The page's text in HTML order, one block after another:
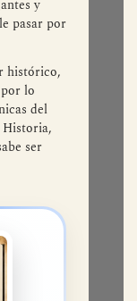
y
pasar por
histórico,
lo
del
Historia,
ser